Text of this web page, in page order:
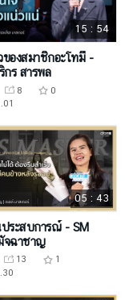
15 : 54
ของสมาชิกอะโทมี่ -
กร สารพล
8
0
05 : 43
ระสบการณ์ - SM
จฉาชาญ
13
1